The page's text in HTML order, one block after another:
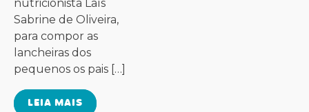
nutricionista Laís
Sabrine de Oliveira,
para compor as
lancheiras dos
pequenos os pais […]
LEIA MAIS